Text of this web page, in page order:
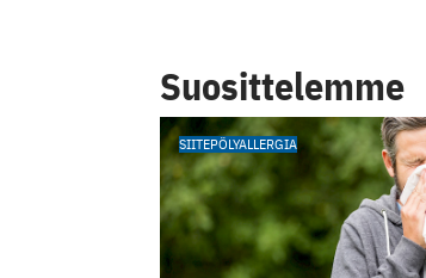
Suosittelemme
SIITEPÖLYALLERGIA